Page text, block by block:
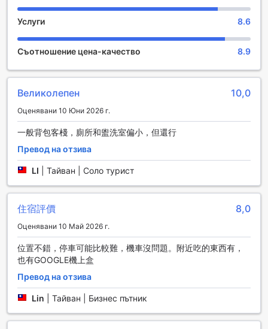
кухня, за най-взискателните си гости. През целия ден
можете да се наслаждавате на дейностите, предлагани
в Sanli B&B-No. 252, Kinmen County B&B. Потопете се в
социални контакти в общ салон и телевизионна зона в
където можете да се срещнете с други гости.
Разходка из мястото за настаняване
Това е вашият шанс да разгледате всичко, което Kinmen
Islands има да предложи. Пристигането и заминаването
са без стрес, когато отседнете в Sanli B&B-No. 252,
Kinmen County B&B, поради удобното му разположение
само на 2,8 км от Летище Kinmen.
Услуги 8.6
Съотношение цена-качество 8.9
Великолепен 10,0
Оценявани 10 Юни 2026 г.
一般背包客棧，廁所和盥洗室偏小，但還行
Превод на отзива
LI Тайван | Соло турист
住宿評價 8,0
Оценявани 10 Май 2026 г.
位置不錯，停車可能比較難，機車沒問題。附近吃的東西有，
也有GOOGLE機上盒
Превод на отзива
Lin Тайван | Бизнес пътник